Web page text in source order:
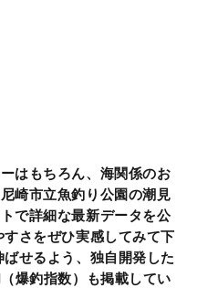
はもちろん、海関係のお
崎市立魚釣り公園の潮見
で詳細な最新データを公
さをぜひ実感してみて下
せるよう、独自開発した
爆釣指数）も掲載してい